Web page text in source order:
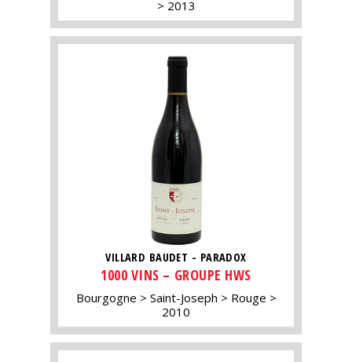
2013
VILLARD BAUDET - PARADOX
1000 VINS – GROUPE HWS
Bourgogne Saint-Joseph
Rouge
2010